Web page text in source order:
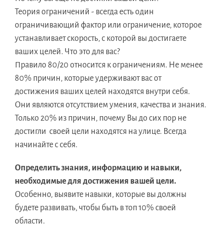
Теория ограничений - всегда есть один
ограничивающий фактор или ограничение, которое
устанавливает скорость, с которой вы достигаете
ваших целей. Что это для вас?
Правило 80/20 относится к ограничениям. Не менее
80% причин, которые удерживают вас от
достижения ваших целей находятся внутри себя.
Они являются отсутствием умения, качества и знания.
Только 20% из причин, почему Вы до сих пор не
достигли своей цели находятся на улице. Всегда
начинайте с себя.
Определить знания, информацию и навыки,
необходимые для достижения вашей цели.
Особенно, выявите навыки, которые вы должны
будете развивать, чтобы быть в топ 10% своей
области.